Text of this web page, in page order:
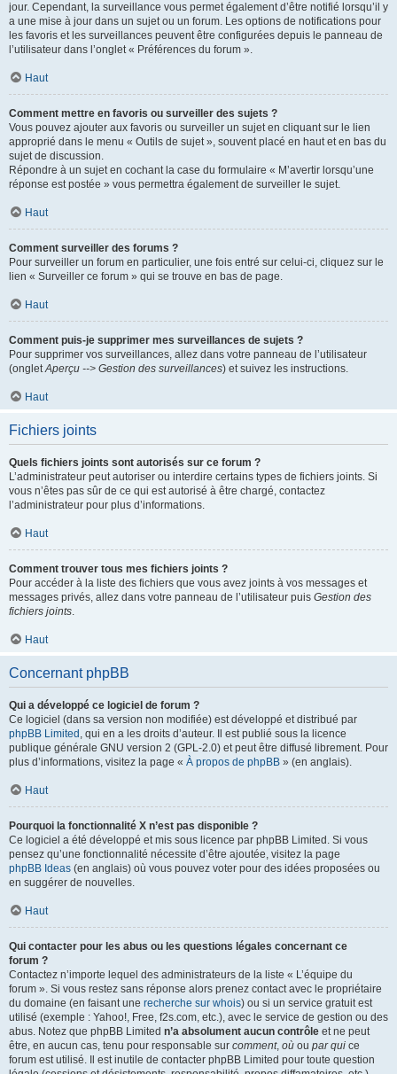
jour. Cependant, la surveillance vous permet également d’être notifié lorsqu’il y
a une mise à jour dans un sujet ou un forum. Les options de notifications pour
les favoris et les surveillances peuvent être configurées depuis le panneau de
l’utilisateur dans l’onglet « Préférences du forum ».
Haut
Comment mettre en favoris ou surveiller des sujets ?
Vous pouvez ajouter aux favoris ou surveiller un sujet en cliquant sur le lien
approprié dans le menu « Outils de sujet », souvent placé en haut et en bas du
sujet de discussion.
Répondre à un sujet en cochant la case du formulaire « M’avertir lorsqu’une
réponse est postée » vous permettra également de surveiller le sujet.
Haut
Comment surveiller des forums ?
Pour surveiller un forum en particulier, une fois entré sur celui-ci, cliquez sur le
lien « Surveiller ce forum » qui se trouve en bas de page.
Haut
Comment puis-je supprimer mes surveillances de sujets ?
Pour supprimer vos surveillances, allez dans votre panneau de l’utilisateur
(ongletAperçu --> Gestion des surveillances) et suivez les instructions.
Haut
Fichiers joints
Quels fichiers joints sont autorisés sur ce forum ?
L’administrateur peut autoriser ou interdire certains types de fichiers joints. Si
vous n’êtes pas sûr de ce qui est autorisé à être chargé, contactez
l’administrateur pour plus d’informations.
Haut
Comment trouver tous mes fichiers joints ?
Pour accéder à la liste des fichiers que vous avez joints à vos messages et
messages privés, allez dans votre panneau de l’utilisateur puis Gestion des
fichiers joints.
Haut
Concernant phpBB
Qui a développé ce logiciel de forum ?
Ce logiciel (dans sa version non modifiée) est développé et distribué par
phpBB Limited , qui en a les droits d’auteur. Il est publié sous la licence
publique générale GNU version 2 (GPL-2.0) et peut être diffusé librement. Pour
plus d’informations, visitez la page « À propos de phpBB » (en anglais).
Haut
Pourquoi la fonctionnalité X n’est pas disponible ?
Ce logiciel a été développé et mis sous licence par phpBB Limited. Si vous
pensez qu’une fonctionnalité nécessite d’être ajoutée, visitez la page
phpBB Ideas (en anglais) où vous pouvez voter pour des idées proposées ou
en suggérer de nouvelles.
Haut
Qui contacter pour les abus ou les questions légales concernant ce
forum ?
Contactez n’importe lequel des administrateurs de la liste « L’équipe du
forum ». Si vous restez sans réponse alors prenez contact avec le propriétaire
du domaine (en faisant une recherche sur whois) ou si un service gratuit est
utilisé (exemple : Yahoo!, Free, f2s.com, etc.), avec le service de gestion ou des
abus. Notez que phpBB Limited n’a absolument aucun contrôle et ne peut
être, en aucun cas, tenu pour responsable sur comment, où ou par qui ce
forum est utilisé. Il est inutile de contacter phpBB Limited pour toute question